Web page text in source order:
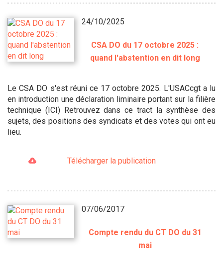
24/10/2025
CSA DO du 17 octobre 2025 :
quand l'abstention en dit long
Le CSA DO s'est réuni ce 17 octobre 2025. L'USACcgt a lu
en introduction une déclaration liminaire portant sur la filière
technique (ICI) Retrouvez dans ce tract la synthèse des
sujets, des positions des syndicats et des votes qui ont eu
lieu.
Télécharger la publication
07/06/2017
Compte rendu du CT DO du 31
mai